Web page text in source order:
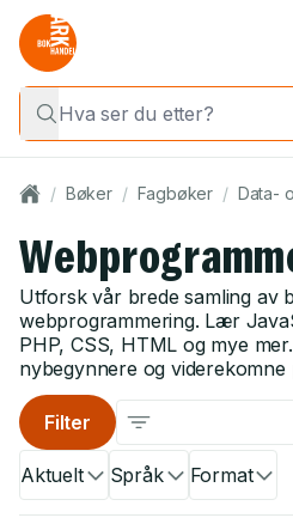
/ Bøker / Fagbøker / Data-
Utforsk vår brede samling av
webprogrammering. Lær
PHP, CSS, HTML og mye
nybegynnere og
Aktuelt Språk Format
Filter